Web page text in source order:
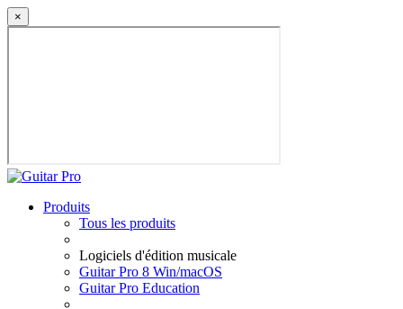
×
Produits
Tous les produits
Logiciels d'édition musicale
Guitar Pro 8 Win/macOS
Guitar Pro Education